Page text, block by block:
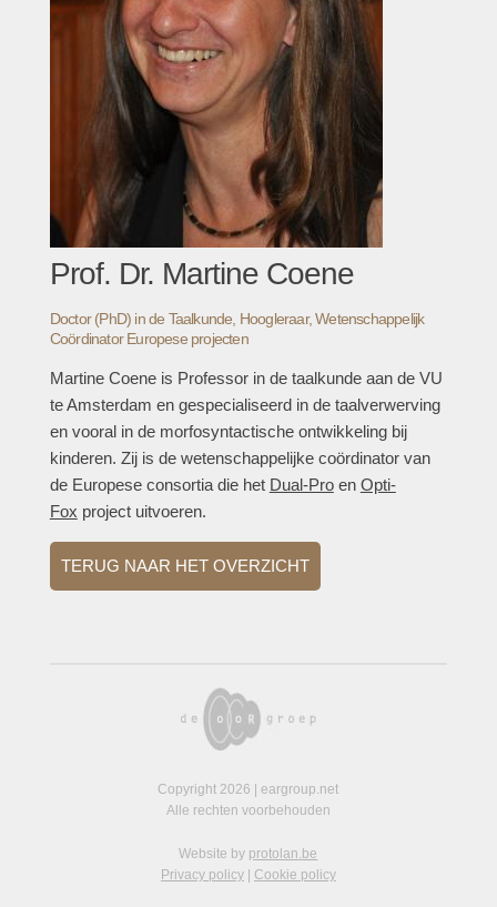
Prof. Dr. Martine Coene
Doctor (PhD) in de Taalkunde, Hoogleraar, Wetenschappelijk
Coördinator Europese projecten
Martine Coene is Professor in de taalkunde aan de VU
te Amsterdam en gespecialiseerd in de taalverwerving
en vooral in de morfosyntactische ontwikkeling bij
kinderen. Zij is de wetenschappelijke coördinator van
de Europese consortia die het Dual-Proen Opti-
Fox project uitvoeren.
TERUG NAAR HET OVERZICHT
Copyright 2026 | eargroup.net
Alle rechten voorbehouden
Website by protolan.be
Privacy policy| Cookie policy